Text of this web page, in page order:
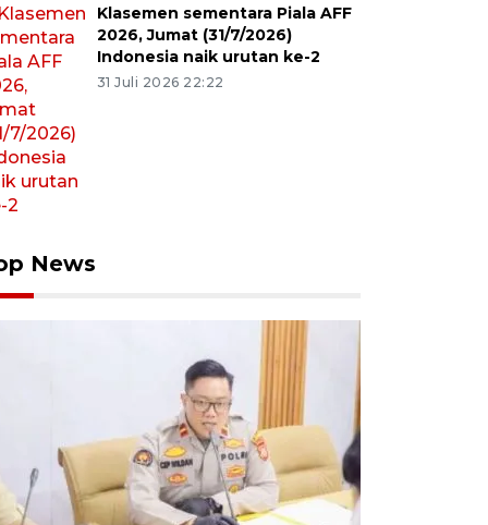
Klasemen sementara Piala AFF
2026, Jumat (31/7/2026)
Indonesia naik urutan ke-2
31 Juli 2026 22:22
News